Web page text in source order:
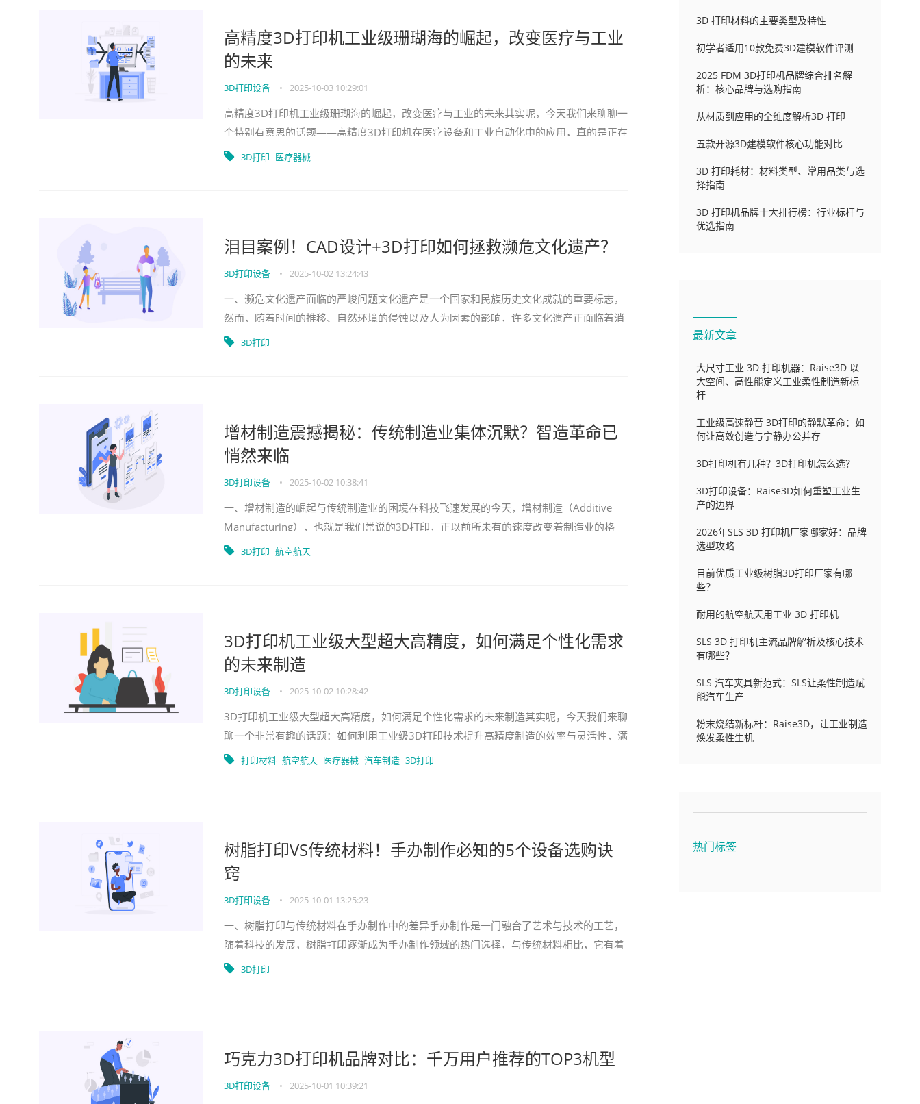
高精度3D打印机工业级珊瑚海的崛起，改变医疗与工业
的未来
3D打印设备 • 2025-10-03 10:29:01
高精度3D打印机工业级珊瑚海的崛起，改变医疗与工业的未来其实呢，今天我们来聊聊一
个特别有意思的话题——高精度3D打印机在医疗设备和工业自动化中的应用，真的是正在
改变制造业的游戏规则哦！我记得有一次在一
3D打印 医疗器械
泪目案例！CAD设计+3D打印如何拯救濒危文化遗产？
3D打印设备 • 2025-10-02 13:24:43
一、濒危文化遗产面临的严峻问题文化遗产是一个国家和民族历史文化成就的重要标志，
然而，随着时间的推移、自然环境的侵蚀以及人为因素的影响，许多文化遗产正面临着消
失的危险。以我国的一些古代建筑为例，由于长期
3D打印
增材制造震撼揭秘：传统制造业集体沉默？智造革命已
悄然来临
3D打印设备 • 2025-10-02 10:38:41
一、增材制造的崛起与传统制造业的困境在科技飞速发展的今天，增材制造（Additive
Manufacturing），也就是我们常说的3D打印，正以前所未有的速度改变着制造业的格
局。传统制造业在面对这一
3D打印 航空航天
3D打印机工业级大型超大高精度，如何满足个性化需求
的未来制造
3D打印设备 • 2025-10-02 10:28:42
3D打印机工业级大型超大高精度，如何满足个性化需求的未来制造其实呢，今天我们来聊
聊一个非常有趣的话题：如何利用工业级3D打印技术提升高精度制造的效率与灵活性，满
足各行业日益增长的个性化需求。说实话，这
打印材料 航空航天 医疗器械 汽车制造 3D打印
树脂打印VS传统材料！手办制作必知的5个设备选购诀
窍
3D打印设备 • 2025-10-01 13:25:23
一、树脂打印与传统材料在手办制作中的差异手办制作是一门融合了艺术与技术的工艺，
随着科技的发展，树脂打印逐渐成为手办制作领域的热门选择，与传统材料相比，它有着
诸多独特之处。传统材料如黏土、石膏等，在塑造
3D打印
巧克力3D打印机品牌对比：千万用户推荐的TOP3机型
3D打印设备 • 2025-10-01 10:39:21
3D 打印材料的主要类型及特性
初学者适用10款免费3D建模软件评测
2025 FDM 3D打印机品牌综合排名解
析：核心品牌与选购指南
从材质到应用的全维度解析3D 打印
五款开源3D建模软件核心功能对比
3D 打印耗材：材料类型、常用品类与选
择指南
3D 打印机品牌十大排行榜：行业标杆与
优选指南
最新文章
大尺寸工业 3D 打印机器：Raise3D 以
大空间、高性能定义工业柔性制造新标
杆
工业级高速静音 3D打印的静默革命：如
何让高效创造与宁静办公并存
3D打印机有几种？3D打印机怎么选？
3D打印设备：Raise3D如何重塑工业生
产的边界
2026年SLS 3D 打印机厂家哪家好：品牌
选型攻略
目前优质工业级树脂3D打印厂家有哪
些？
耐用的航空航天用工业 3D 打印机
SLS 3D 打印机主流品牌解析及核心技术
有哪些？
SLS 汽车夹具新范式：SLS让柔性制造赋
能汽车生产
粉末烧结新标杆：Raise3D，让工业制造
焕发柔性生机
热门标签